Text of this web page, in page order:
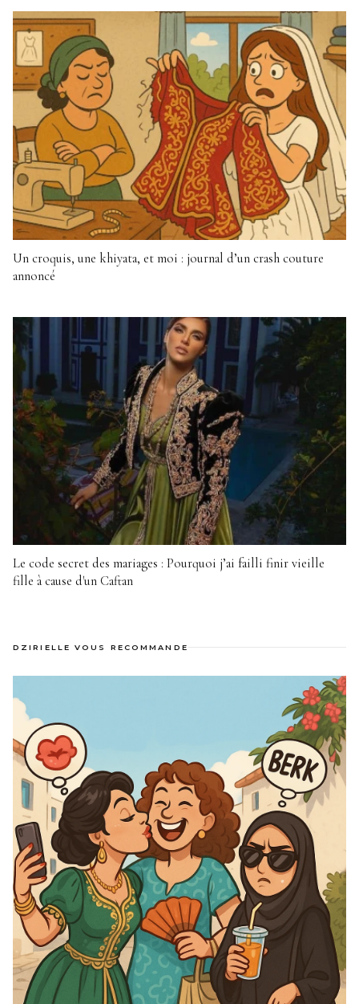
Un croquis, une khiyata, et moi : journal d’un crash couture
annoncé
Le code secret des mariages : Pourquoi j’ai failli finir vieille
fille à cause d'un Caftan
DZIRIELLE VOUS RECOMMANDE